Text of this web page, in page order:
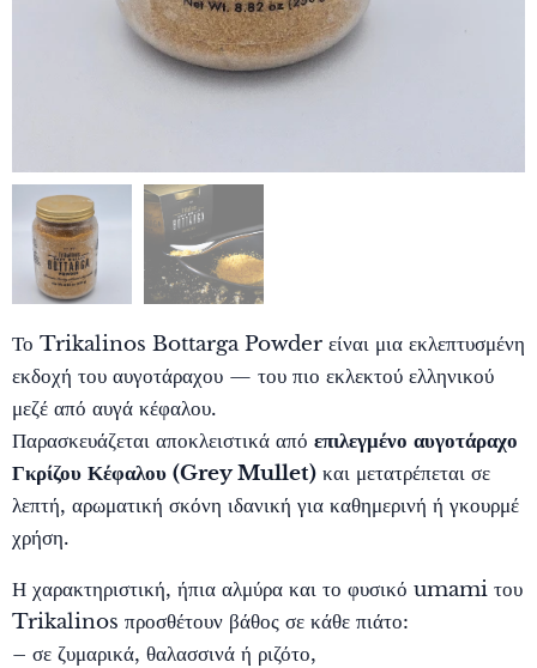
Το Trikalinos Bottarga Powder είναι μια εκλεπτυσμένη
εκδοχή του αυγοτάραχου — του πιο εκλεκτού ελληνικού
μεζέ από αυγά κέφαλου.
Παρασκευάζεται αποκλειστικά από επιλεγμένο αυγοτάραχο
Γκρίζου Κέφαλου (Grey Mullet) και μετατρέπεται σε
λεπτή, αρωματική σκόνη ιδανική για καθημερινή ή γκουρμέ
χρήση.
Η χαρακτηριστική, ήπια αλμύρα και το φυσικό umami του
Trikalinos προσθέτουν βάθος σε κάθε πιάτο:
– σε ζυμαρικά, θαλασσινά ή ριζότο,